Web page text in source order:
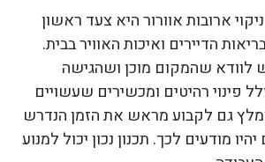
ארובות אוורור היא צעד ראשון
הדיירים ואיכות האוויר בבית.
לוודא שהמקום מוכן ושהגישה
פינוי רהיטים ומכשירים שעשויים
גם לקבוע מראש את הזמן הנדרש
מודעים לכך. תכנון נכון יכול למנוע